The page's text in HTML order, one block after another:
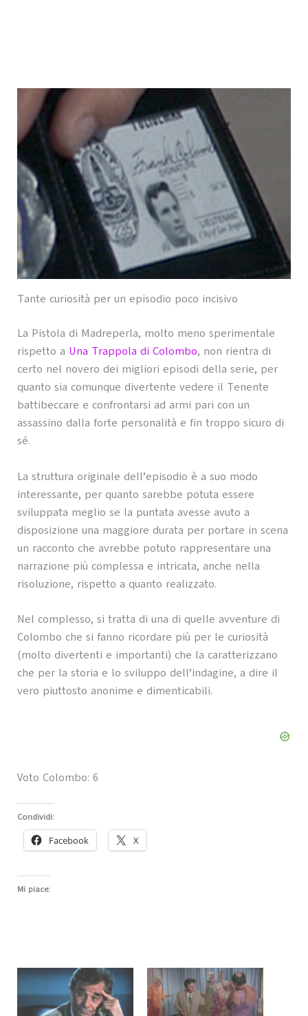
Tante curiosità per un episodio poco incisivo
La Pistola di Madreperla, molto meno sperimentale
rispetto a Una Trappola di Colombo, non rientra di
certo nel novero dei migliori episodi della serie, per
quanto sia comunque divertente vedere il Tenente
battibeccare e confrontarsi ad armi pari con un
assassino dalla forte personalità e fin troppo sicuro di
sé.
La struttura originale dell’episodio è a suo modo
interessante, per quanto sarebbe potuta essere
sviluppata meglio se la puntata avesse avuto a
disposizione una maggiore durata per portare in scena
un racconto che avrebbe potuto rappresentare una
narrazione più complessa e intricata, anche nella
risoluzione, rispetto a quanto realizzato.
Nel complesso, si tratta di una di quelle avventure di
Colombo che si fanno ricordare più per le curiosità
(molto divertenti e importanti) che la caratterizzano
che per la storia e lo sviluppo dell’indagine, a dire il
vero piuttosto anonime e dimenticabili.
Voto Colombo: 6
Condividi:
Facebook X
Mi piace: